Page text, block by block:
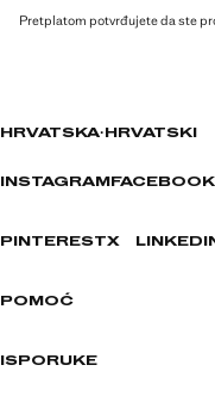
Pretplatom potvrđujete da ste
HRVATSKA· HRVATSKI
INSTAGRAM FACEBOOK
PINTERESTX
POMOĆ
ISPORUKE